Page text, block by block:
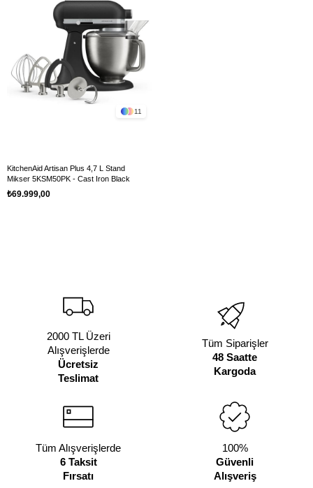
11
KitchenAid Artisan Plus 4,7 L Stand
Mikser 5KSM50PK - Cast Iron Black
₺69.999,00
2000 TL Üzeri
Alışverişlerde
Ücretsiz
Teslimat
Tüm Siparişler
48 Saatte
Kargoda
Tüm Alışverişlerde
6 Taksit
Fırsatı
100%
Güvenli
Alışveriş